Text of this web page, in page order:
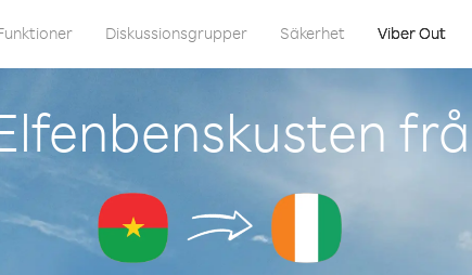
Diskussionsgrupper Säkerhet Viber Out